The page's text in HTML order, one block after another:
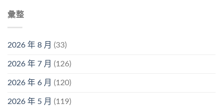
彙整
2026 年 8 月 (33)
2026 年 7 月 (126)
2026 年 6 月 (120)
2026 年 5 月 (119)